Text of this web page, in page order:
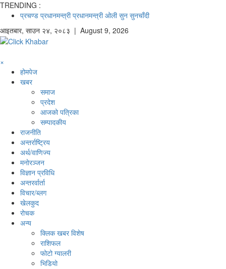
TRENDING :
प्रचण्ड प्रधानमन्त्री प्रधानमन्त्री ओली सुन सुनचाँदी
आइतबार, साउन २४, २०८३ | August 9, 2026
×
होमपेज
खबर
समाज
प्रदेश
आजको पत्रिका
सम्पादकीय
राजनीति
अन्तर्राष्ट्रिय
अर्थ/वाणिज्य
मनाेरञ्जन
विज्ञान प्रविधि
अन्तरर्वार्ता
विचार/ब्लग
खेलकुद
रोचक
अन्य
क्लिक खबर विशेष
राशिफल
फोटो ग्यालरी
भिडियो